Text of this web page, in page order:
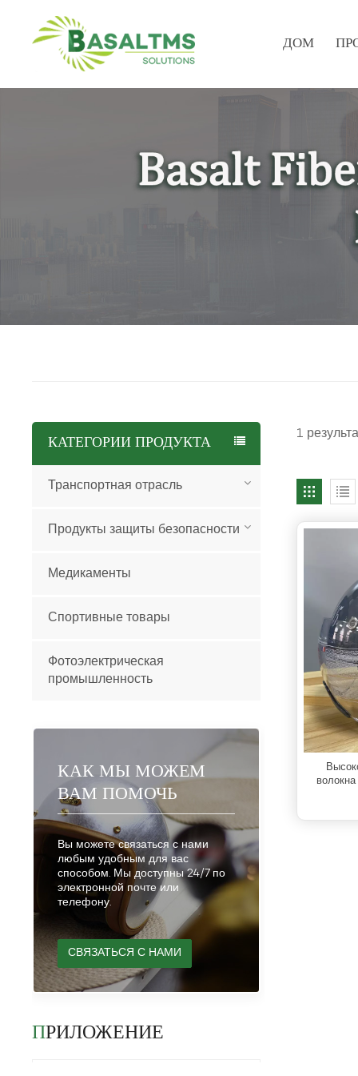
ДОМ
1
КАТЕГОРИИ ПРОДУКТА
Транспортная отрасль
Продукты защиты безопасности
Медикаменты
Спортивные товары
Фотоэлектрическая
промышленность
КАК МЫ МОЖЕМ
ВАМ ПОМОЧЬ
Вы можете связаться с нами
любым удобным для вас
способом. Мы доступны 24/7 по
электронной почте или
телефону.
СВЯЗАТЬСЯ С НАМИ
ПРИЛОЖЕНИЕ